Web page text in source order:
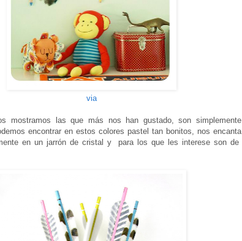
via
mostramos las que más nos han gustado, son simplemente
encontrar en estos colores pastel tan bonitos, nos encanta
en un jarrón de cristal y para los que les interese son de